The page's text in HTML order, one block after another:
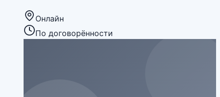
Онлайн
По договорённости